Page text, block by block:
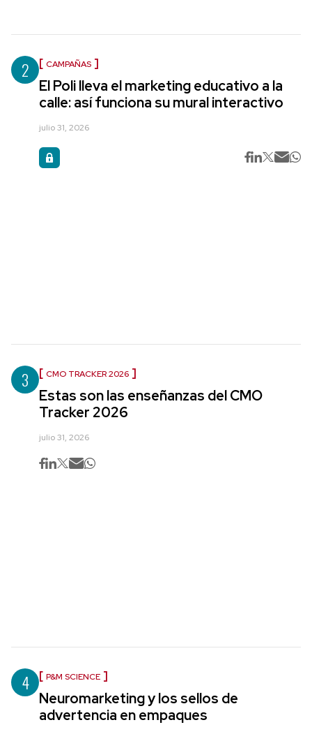
2 CAMPAÑAS
El Poli lleva el marketing educativo a la
calle: así funciona su mural interactivo
julio 31, 2026
3 CMO TRACKER 2026
Estas son las enseñanzas del CMO
Tracker 2026
julio 31, 2026
4 P&M SCIENCE
Neuromarketing y los sellos de
advertencia en empaques